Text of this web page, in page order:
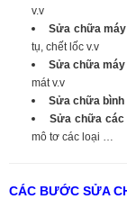
v.v
Sửa chữa máy
tụ, chết lốc v.v
Sửa chữa
mát v.v
Sửa chữa bình
Sửa chữa các
mô tơ các loại …
CÁC BƯỚC SỬA